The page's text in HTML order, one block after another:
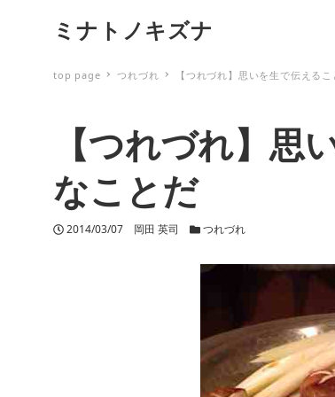
ミナトノキズナ
top page つれづれ 【つれづれ】思いを生で伝える
【つれづれ】思
なことだ
投稿日
2014/03/07 著者
岡田 英司 カテゴリー
つれづれ